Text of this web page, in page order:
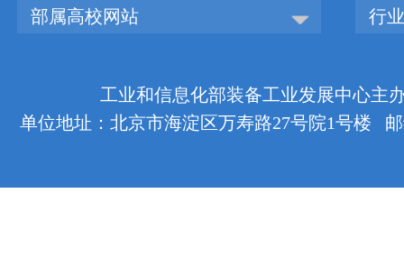
部属高校网站 行
工业和信息化部装备工业发展中心主
单位地址：北京市海淀区万寿路27号院1号楼